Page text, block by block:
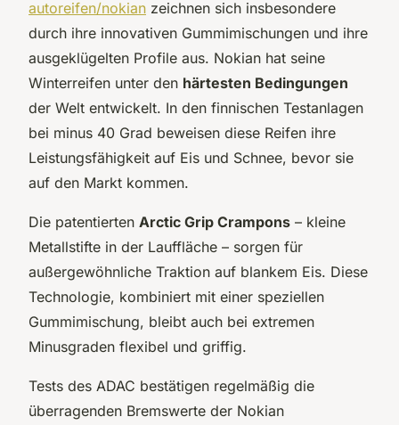
autoreifen/nokian zeichnen sich insbesondere
durch ihre innovativen Gummimischungen und ihre
ausgeklügelten Profile aus. Nokian hat seine
Winterreifen unter den härtesten Bedingungen
der Welt entwickelt. In den finnischen Testanlagen
bei minus 40 Grad beweisen diese Reifen ihre
Leistungsfähigkeit auf Eis und Schnee, bevor sie
auf den Markt kommen.
Die patentierten Arctic Grip Crampons – kleine
Metallstifte in der Lauffläche – sorgen für
außergewöhnliche Traktion auf blankem Eis. Diese
Technologie, kombiniert mit einer speziellen
Gummimischung, bleibt auch bei extremen
Minusgraden flexibel und griffig.
Tests des ADAC bestätigen regelmäßig die
überragenden Bremswerte der Nokian